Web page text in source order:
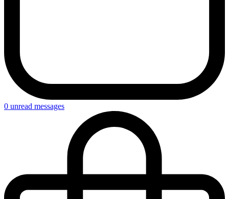
0 unread messages